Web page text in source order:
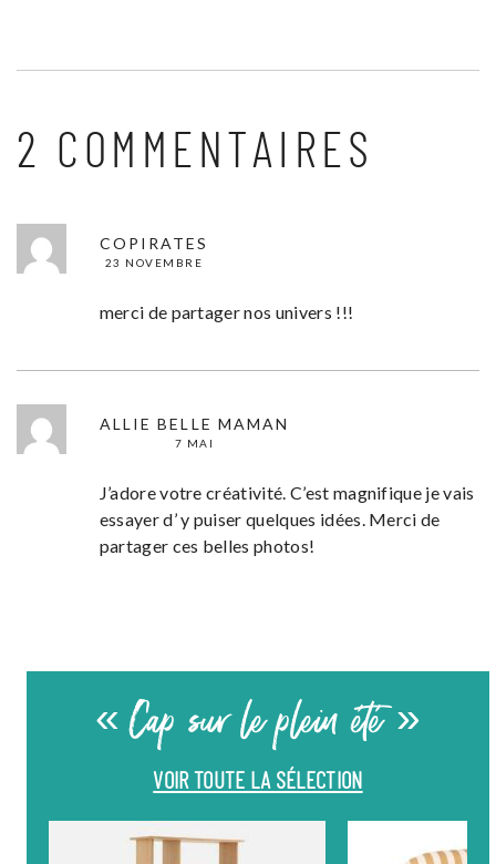
2 COMMENTAIRES
COPIRATES
23 NOVEMBRE
merci de partager nos univers !!!
ALLIE BELLE MAMAN
7 MAI
J’adore votre créativité. C’est magnifique je vais
essayer d’ y puiser quelques idées. Merci de
partager ces belles photos!
« Cap sur le plein été »
VOIR TOUTE LA SÉLECTION